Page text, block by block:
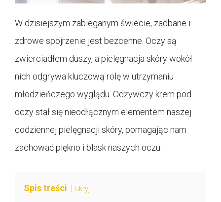
W dzisiejszym zabieganym świecie, zadbane i
zdrowe spojrzenie jest bezcenne. Oczy są
zwierciadłem duszy, a pielęgnacja skóry wokół
nich odgrywa kluczową rolę w utrzymaniu
młodzieńczego wyglądu. Odżywczy krem pod
oczy stał się nieodłącznym elementem naszej
codziennej pielęgnacji skóry, pomagając nam
zachować piękno i blask naszych oczu.
Spis treści ukryj